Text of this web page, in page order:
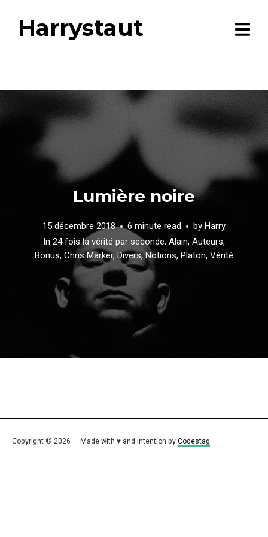
Harrystaut
Lumière noire
15 décembre 2018 6 minute read by Harry
In 24 fois la vérité par seconde, Alain, Auteurs,
Bonus, Chris Marker, Divers,Notions, Platon, Vérité
Copyright © 2026 — Made with ♥ and intention by Codestag